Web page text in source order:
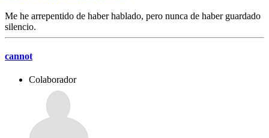
Me he arrepentido de haber hablado, pero nunca de haber guardado
silencio.
cannot
Colaborador